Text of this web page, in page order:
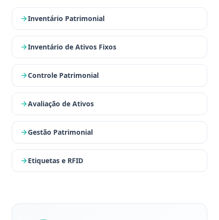
Inventário Patrimonial
Inventário de Ativos Fixos
Controle Patrimonial
Avaliação de Ativos
Gestão Patrimonial
Etiquetas e RFID